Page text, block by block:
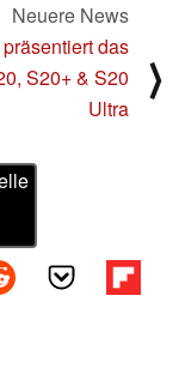
Neuere News
das
S20+ & S20
Ultra
⟩